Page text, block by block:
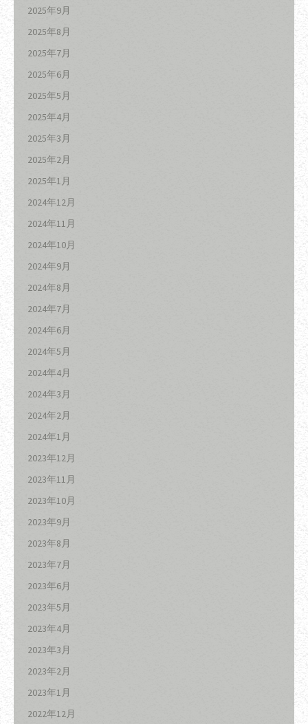
2025年9月
2025年8月
2025年7月
2025年6月
2025年5月
2025年4月
2025年3月
2025年2月
2025年1月
2024年12月
2024年11月
2024年10月
2024年9月
2024年8月
2024年7月
2024年6月
2024年5月
2024年4月
2024年3月
2024年2月
2024年1月
2023年12月
2023年11月
2023年10月
2023年9月
2023年8月
2023年7月
2023年6月
2023年5月
2023年4月
2023年3月
2023年2月
2023年1月
2022年12月